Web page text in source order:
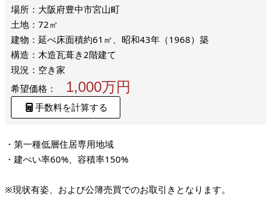
場所：大阪府豊中市宮山町
土地：72㎡
建物：延べ床面積約61㎡、昭和43年（1968）築
構造：木造瓦葺き2階建て
現況：空き家
希望価格：
1,000万円
手数料を計算する
・第一種低層住居専用地域
・建ぺい率60%、容積率150%
※現状有姿、および公簿売買でのお取引きとなります。